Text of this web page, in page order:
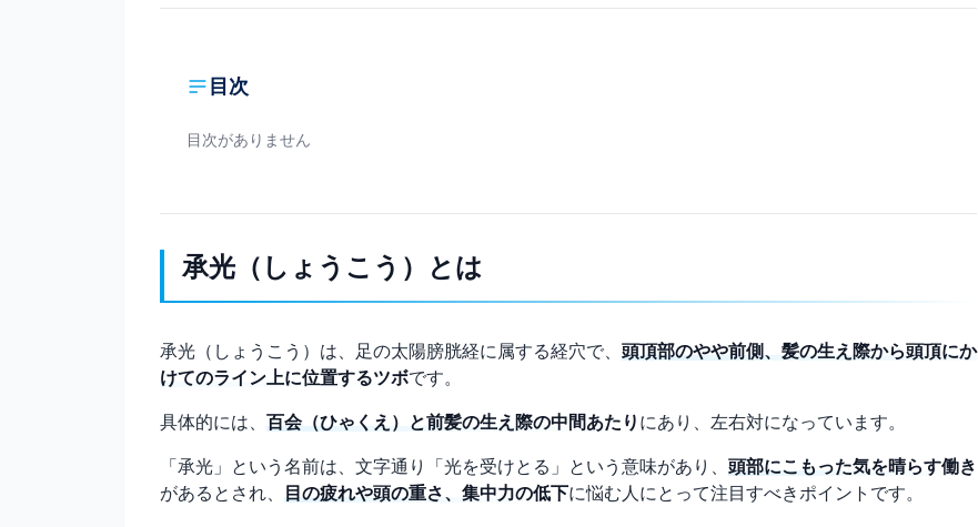
目次
目次がありません
承光（しょうこう）とは
承光（しょうこう）は、足の太陽膀胱経に属する経穴で、 頭頂部のやや前側、髪の生え際から頭頂にか
けてのライン上に位置するツボです。
具体的には、 百会（ひゃくえ）と前髪の生え際の中間あたり にあり、左右対になっています。
「承光」という名前は、文字通り「光を受けとる」という意味があり、 頭部にこもった気を晴らす働き
があるとされ、 目の疲れや頭の重さ、集中力の低下に悩む人にとって注目すべきポイントです。